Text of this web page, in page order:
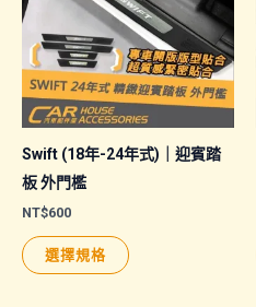
Swift (18年-24年式)｜迎賓踏
板 外門檻
NT$600
選擇規格